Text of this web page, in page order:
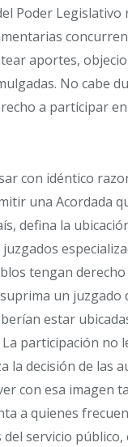
Poder
aportes,
No cabe
a participar
con idéntico
una Acordada
defina la
tengan
un juzgado
estar
participación no
la decisión de las
con esa imagen
a quienes
servicio